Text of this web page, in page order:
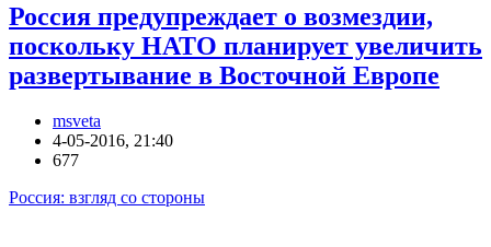
Россия предупреждает о возмездии,
поскольку НАТО планирует увеличить
развертывание в Восточной Европе
msveta
4-05-2016, 21:40
677
Россия: взгляд со стороны